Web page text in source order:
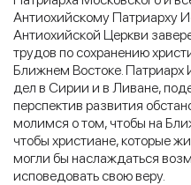
Антиохийскому Патриарху
Антиохийской Церкви
трудов по сохранению
Ближнем Востоке. Патриарх
дел в Сирии и в Ливане,
перспектив развития
молимся о том, чтобы на
чтобы христиане, которые
могли бы наслаждаться
исповедовать свою веру.